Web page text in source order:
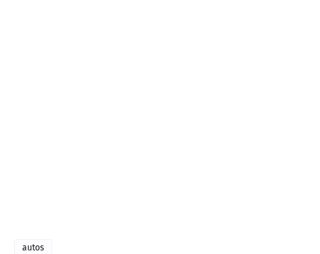
autos